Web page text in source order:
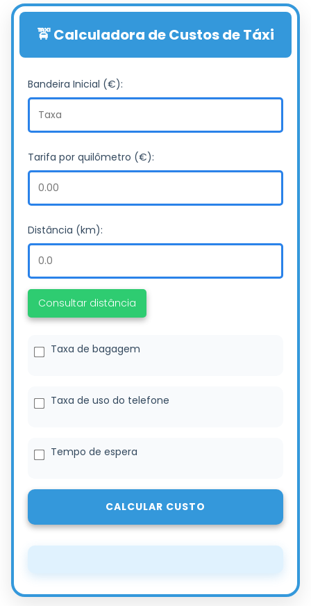
🚖 Calculadora de Custos de Táxi
Bandeira Inicial (€):
Tarifa por quilômetro (€):
Distância (km):
Consultar distância
Taxa de bagagem
Taxa de uso do telefone
Tempo de espera
CALCULAR CUSTO